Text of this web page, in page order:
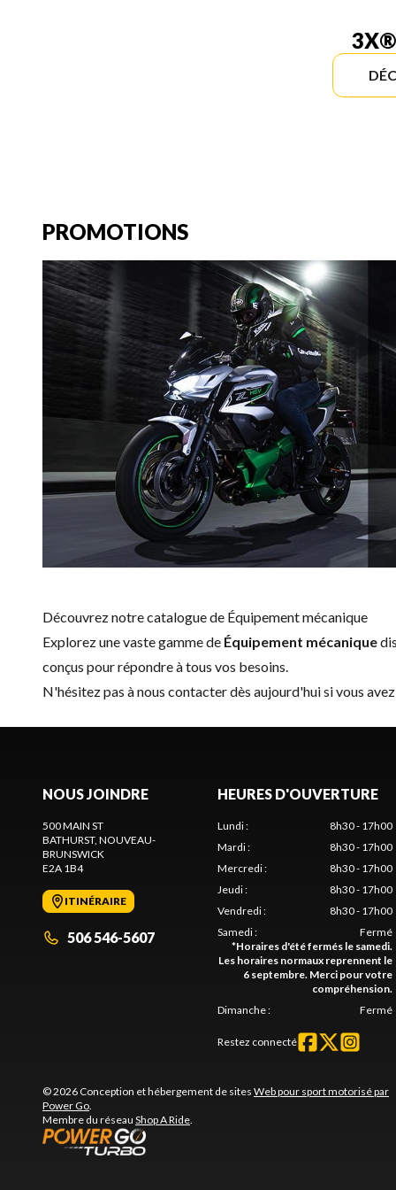
PROMOTIONS
Découvrez notre catalogue de Équipement mécanique
Explorez une vaste gamme de Équipement mécanique
conçus pour répondre à tous vos besoins.
N'hésitez pas ànous contacterdès aujourd'hui si vous
NOUS JOINDRE
500 MAIN ST
BATHURST, NOUVEAU-
BRUNSWICK
E2A 1B4
ITINÉRAIRE
506 546-5607
HEURES D'OUVERTURE
Lundi:
8h30 - 17h00
Mardi:
8h30 - 17h00
Mercredi:
8h30 - 17h00
Jeudi:
8h30 - 17h00
Vendredi:
8h30 - 17h00
Samedi:
Fermé
*Horaires d'été fermés le samedi.
Les horaires normaux reprennent le
6 septembre. Merci pour votre
compréhension.
Dimanche: Fermé
Restez connecté
© 2026 Conception et hébergement de sites Web pour sport motorisé par
Power Go
Membre du réseau Shop A Ride